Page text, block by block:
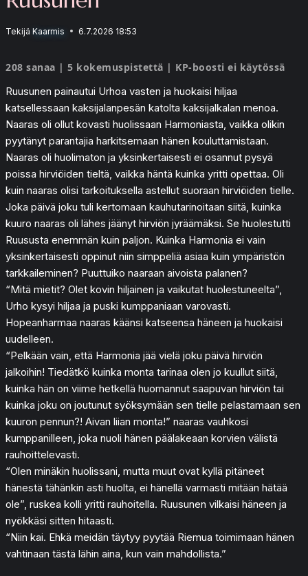
Tekijä Kaarmis 6.7.2026 18:53
208 sanaa | 5 kokemuspistettä | KP-boosti ei käytössä
Ruusunen painautui Urhoa vasten ja huokaisi hiljaa
katsellessaan kaksijalanpesän katolta kaksijalkalan menoa.
Naaras oli ollut kovasti huolissaan Harmoniasta, vaikka olikin
pyytänyt parantajia harkitsemaan hänen kouluttamistaan.
Naaras oli huolimaton ja yksinkertaisesti ei osannut pysyä
poissa hirviöiden tieltä, vaikka häntä kuinka yritti opettaa. Oli
kuin naaras olisi tarkoituksella astellut suoraan hirviöiden tielle.
Joka päivä joku tuli kertomaan kauhutarinoitaan siitä, kuinka
kuuro naaras oli lähes jäänyt hirviön jyräämäksi. Se huolestutti
Ruususta enemmän kuin paljon. Kuinka Harmonia ei vain
yksinkertaisesti oppinut niin simppeliä asiaa kuin ympäristön
tarkkaileminen? Puuttuiko naaraan aivoista palanen?
“Mitä mietit? Olet kovin hiljainen ja vaikutat huolestuneelta”,
Urho kysyi hiljaa ja puski kumppaniaan varovasti.
Hopeanharmaa naaras käänsi katseensa häneen ja huokaisi
uudelleen.
“Pelkään vain, että Harmonia jää vielä joku päivä hirviön
jalkoihin! Tiedätkö kuinka monta tarinaa olen jo kuullut siitä,
kuinka hän on viime hetkellä huomannut saapuvan hirviön tai
kuinka joku on joutunut syöksymään sen tielle pelastamaan sen
kuuron pennun?! Aivan liian monta!” naaras vauhkosi
kumppanilleen, joka nuoli hänen päälakeaan korvien välistä
rauhoittelevasti.
“Olen minäkin huolissani, mutta muut ovat kyllä pitäneet
hänestä tähänkin asti huolta, ei hänellä varmasti mitään hätää
ole”, ruskea kolli yritti rauhoitella. Ruusunen vilkaisi häneen ja
nyökkäsi sitten hitaasti.
“Niin kai. Ehkä meidän täytyy pyytää Riemua toimimaan hänen
vahtinaan tästä lähin aina, kun vain mahdollista.”